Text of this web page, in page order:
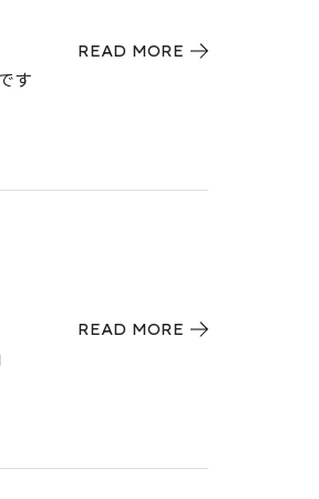
す
READ MORE
READ MORE